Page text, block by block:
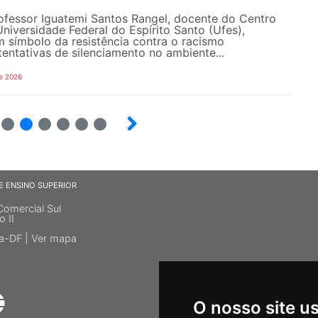
O nosso site
Iguatemi Santos Rangel, docente do Centro
Federal do Espírito Santo (Ufes),
símbolo da resistência contra o racismo
de silenciamento no ambiente...
2026
ENSINO SUPERIOR
Sul
II
DF | Ver mapa